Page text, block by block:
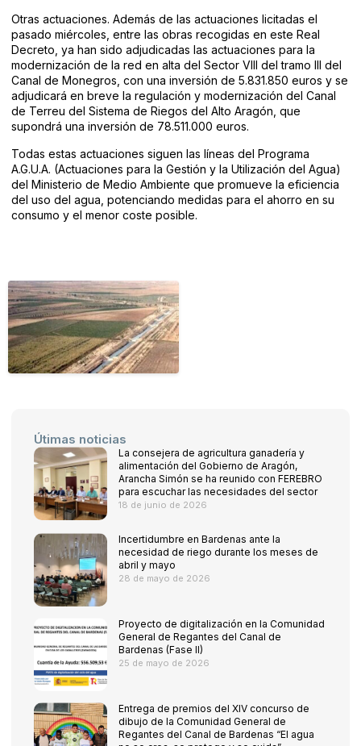
Otras actuaciones. Además de las actuaciones licitadas el
pasado miércoles, entre las obras recogidas en este Real
Decreto, ya han sido adjudicadas las actuaciones para la
modernización de la red en alta del Sector VIII del tramo III del
Canal de Monegros, con una inversión de 5.831.850 euros y se
adjudicará en breve la regulación y modernización del Canal
de Terreu del Sistema de Riegos del Alto Aragón, que
supondrá una inversión de 78.511.000 euros.
Todas estas actuaciones siguen las líneas del Programa
A.G.U.A. (Actuaciones para la Gestión y la Utilización del Agua)
del Ministerio de Medio Ambiente que promueve la eficiencia
del uso del agua, potenciando medidas para el ahorro en su
consumo y el menor coste posible.
Útimas noticias
La consejera de agricultura ganadería y
alimentación del Gobierno de Aragón,
Arancha Simón se ha reunido con FEREBRO
para escuchar las necesidades del sector
18 de junio de 2026
Incertidumbre en Bardenas ante la
necesidad de riego durante los meses de
abril y mayo
28 de mayo de 2026
Proyecto de digitalización en la Comunidad
General de Regantes del Canal de
Bardenas (Fase II)
25 de mayo de 2026
Entrega de premios del XIV concurso de
dibujo de la Comunidad General de
Regantes del Canal de Bardenas “El agua